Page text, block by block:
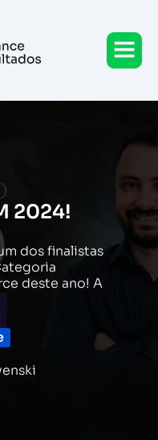
2024!
dos finalistas
deste ano! A